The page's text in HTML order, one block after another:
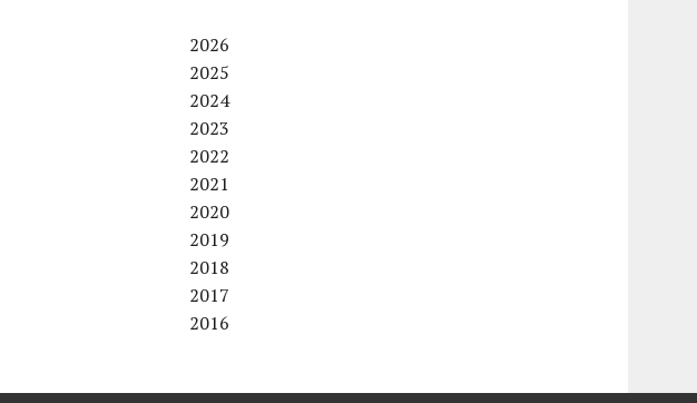
2026
2025
2024
2023
2022
2021
2020
2019
2018
2017
2016